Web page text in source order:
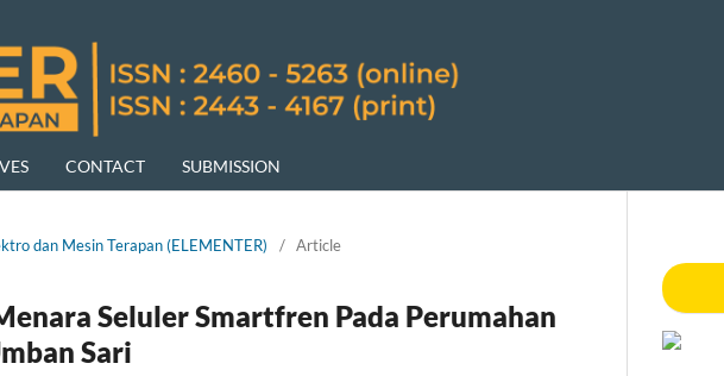
CONTACT SUBMISSION
dan Mesin Terapan (ELEMENTER) / Article
Seluler Smartfren Pada Perumahan
Sari